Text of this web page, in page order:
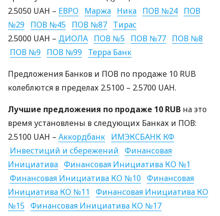
2.5050 UAH – ЕВРО Маржа Ника ПОВ №24 ПОВ
№29
ПОВ №45 ПОВ №87 Тирас
2.5000 UAH – ДИОЛА ПОВ №5 ПОВ №77 ПОВ №8
ПОВ №9 ПОВ №99
Терра Банк
Предложения Банков и ПОВ по продаже 10 RUB
колеблются в пределах 2.5100 – 2.5700 UAH.
Лучшие предложения по продаже 10 RUB на это
время установлены в следующих Банках и ПОВ:
2.5100 UAH – Аккордбанк ИМЭКСБАНК КФ
Инвестиций и сбережений Финансовая
Инициатива Финансовая Инициатива КО №1
Финансовая Инициатива КО №10 Финансовая
Инициатива КО №11
Финансовая Инициатива КО
№15 Финансовая Инициатива КО №17